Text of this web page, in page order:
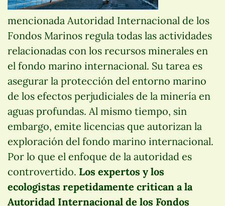
mencionada Autoridad Internacional de los
Fondos Marinos regula todas las actividades
relacionadas con los recursos minerales en
el fondo marino internacional. Su tarea es
asegurar la protección del entorno marino
de los efectos perjudiciales de la minería en
aguas profundas. Al mismo tiempo, sin
embargo, emite licencias que autorizan la
exploración del fondo marino internacional.
Por lo que el enfoque de la autoridad es
controvertido. Los expertos y los
ecologistas repetidamente critican a la
Autoridad Internacional de los Fondos